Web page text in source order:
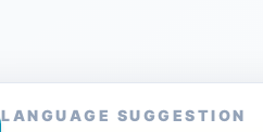
LANGUAGE SUGGESTION